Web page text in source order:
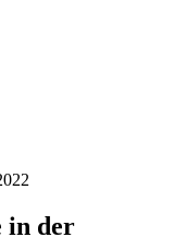
in der